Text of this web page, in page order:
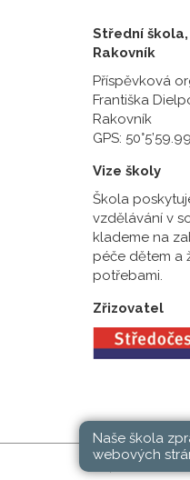
Střední
Rakovník
Příspěvková
Františka
Rakovník
GPS:
Vize školy
Škola
vzdělávání v
klademe na
péče dětem a
potřebami.
Zřizovatel
SŠ, ZŠ a MŠ
Naše škola
webových